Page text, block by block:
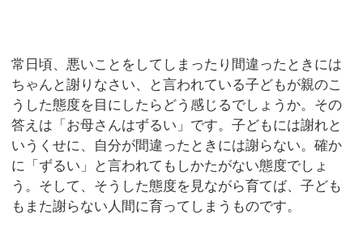
常日頃、悪いことをしてしまったり間違ったときには
ちゃんと謝りなさい、と言われている子どもが親のこ
うした態度を目にしたらどう感じるでしょうか。その
答えは「お母さんはずるい」です。子どもには謝れと
いうくせに、自分が間違ったときには謝らない。確か
に「ずるい」と言われてもしかたがない態度でしょ
う。そして、そうした態度を見ながら育てば、子ども
もまた謝らない人間に育ってしまうものです。